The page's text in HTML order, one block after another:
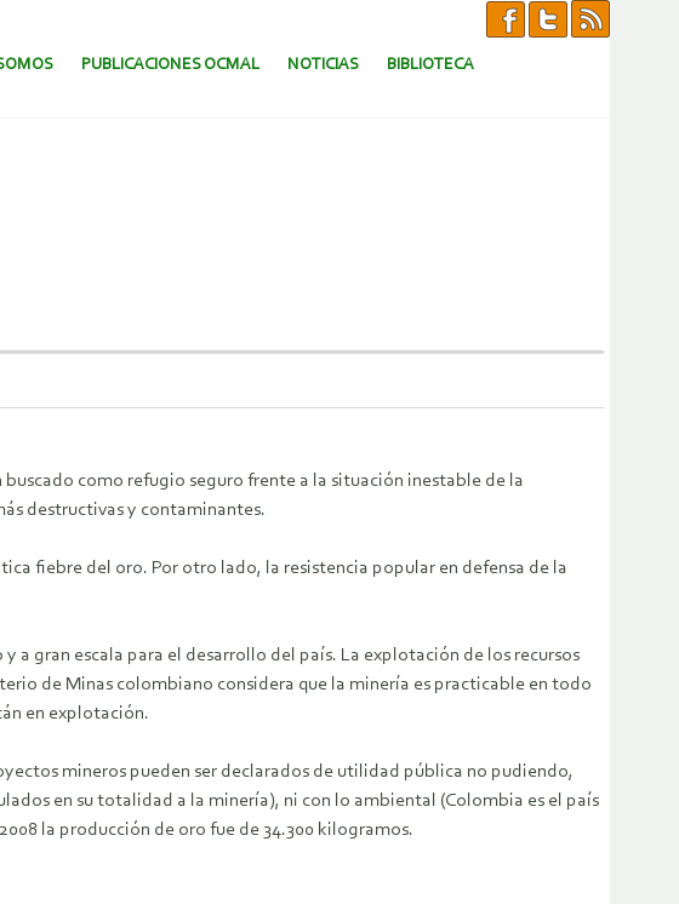
PUBLICACIONES OCMAL NOTICIAS BIBLIOTECA
como refugio seguro frente a la situación inestable de la
destructivas y contaminantes.
fiebre del oro. Por otro lado, la resistencia popular en defensa de la
gran escala para el desarrollo del país. La explotación de los recursos
de Minas colombiano considera que la minería es practicable en todo
en explotación.
mineros pueden ser declarados de utilidad pública no pudiendo,
en su totalidad a la minería), ni con lo ambiental (Colombia es el país
la producción de oro fue de 34.300 kilogramos.